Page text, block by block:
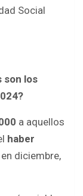
Social
son los
a aquellos
haber
diciembre,